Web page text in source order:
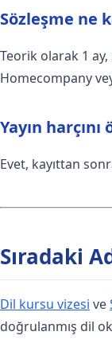
Sözleşme ne
Teorik olarak 1 ay,
Homecompany
Yayın
Evet, kayıttan
Sıradaki
Dil kursu vizesi ve
doğrulanmış dil